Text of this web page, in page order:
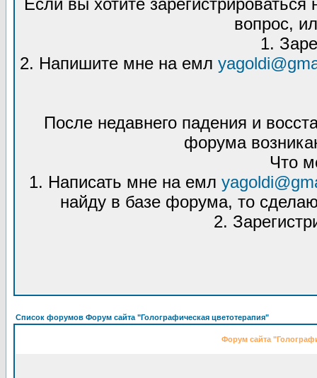
Если вы хотите
вопрос,
1.
2. Напишите мне на емл
После недавнего падения и
форума
Что
1. Написать мне на емл
найду в базе форума, то
2.
Список форумов Форум сайта "Голографическая цветотерапия"
Форум сайта